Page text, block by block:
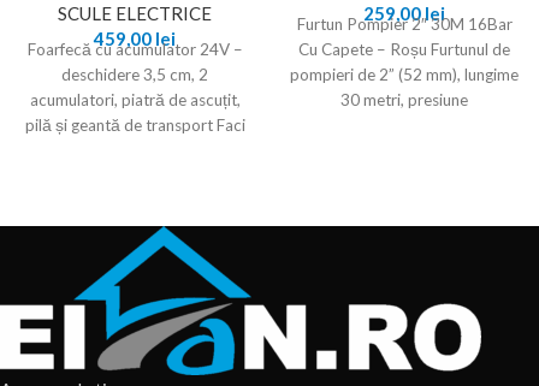
SCULE ELECTRICE
459,00 lei
Foarfecă cu acumulator 24V –
deschidere 3,5 cm, 2
acumulatori, piatră de ascuțit,
pilă și geantă de transport Faci
259,00 lei
Furtun Pompier 2″ 30M 16Bar
Cu Capete – Roșu Furtunul de
pompieri de 2” (52 mm), lungime
30 metri, presiune